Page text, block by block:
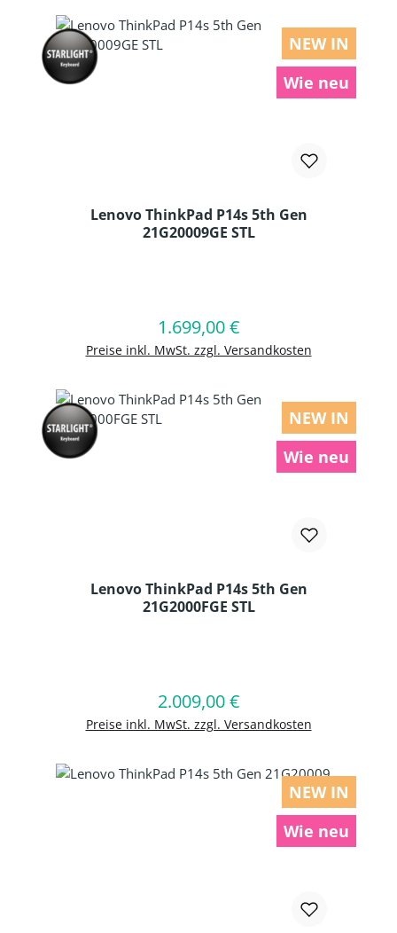
NEW IN
Wie neu
Lenovo ThinkPad P14s 5th Gen
21G20009GE STL
Regulärer Preis:
1.699,00 €
Preise inkl. MwSt. zzgl. Versandkosten
In den Warenkorb
NEW IN
Wie neu
Lenovo ThinkPad P14s 5th Gen
21G2000FGE STL
Regulärer Preis:
2.009,00 €
Preise inkl. MwSt. zzgl. Versandkosten
In den Warenkorb
NEW IN
Wie neu